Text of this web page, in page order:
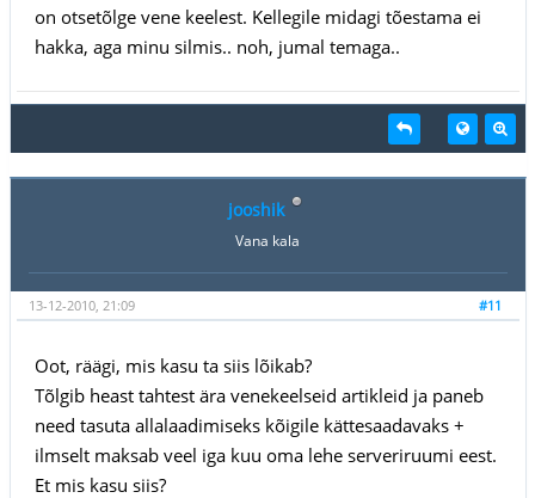
on otsetõlge vene keelest. Kellegile midagi tõestama ei
hakka, aga minu silmis.. noh, jumal temaga..
jooshik
Vana kala
#11
13-12-2010, 21:09
Oot, räägi, mis kasu ta siis lõikab?
Tõlgib heast tahtest ära venekeelseid artikleid ja paneb
need tasuta allalaadimiseks kõigile kättesaadavaks +
ilmselt maksab veel iga kuu oma lehe serveriruumi eest.
Et mis kasu siis?